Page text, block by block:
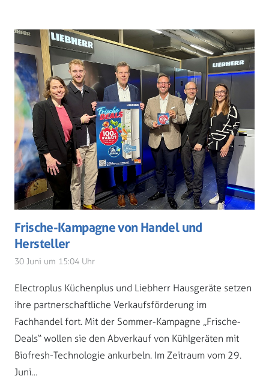
Frische-Kampagne von Handel und
Hersteller
30 Juni um 15:04 Uhr
Electroplus Küchenplus und Liebherr Hausgeräte setzen
ihre partnerschaftliche Verkaufsförderung im
Fachhandel fort. Mit der Sommer-Kampagne „Frische-
Deals“ wollen sie den Abverkauf von Kühlgeräten mit
Biofresh-Technologie ankurbeln. Im Zeitraum vom 29.
Juni…